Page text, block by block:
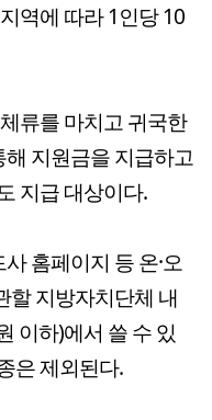
역에 따라 1인당 10
류를 마치고 귀국한
지원금을 지급하고
지급 대상이다.
홈페이지 등 온·오
할 지방자치단체 내
이하)에서 쓸 수 있
은 제외된다.